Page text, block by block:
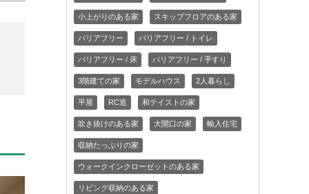
小上がりのある家 スキップフロアのある家
バリアフリー バリアフリー / トイレ
バリアフリー / 床 バリアフリー / 手すり
3階建ての家 モデルハウス 2人暮らし
平屋 RC造 和テイストの家
吹き抜けのある家 大開口の家 輸入住宅
収納たっぷりの家
ウォークインクローゼットのある家
リビング収納のある家